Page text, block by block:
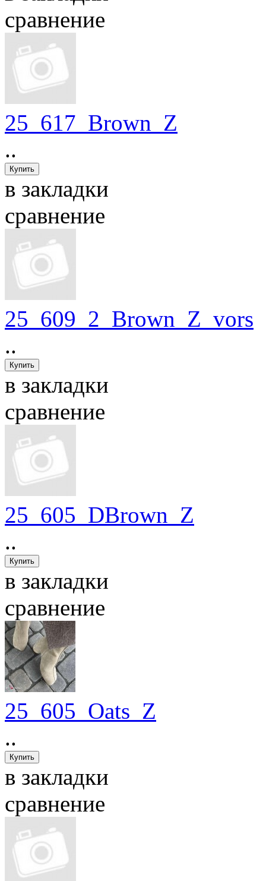
сравнение
25_617_Brown_Z
..
в закладки
сравнение
25_609_2_Brown_Z_vors
..
в закладки
сравнение
25_605_DBrown_Z
..
в закладки
сравнение
25_605_Oats_Z
..
в закладки
сравнение